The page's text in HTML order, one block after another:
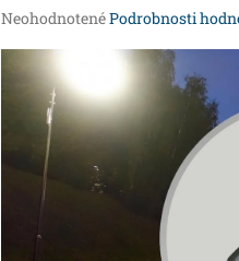
Priemerné
hviezdičiek.
NeohodnotenéPodrobnosti